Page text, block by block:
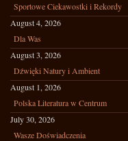
Sportowe Ciekawostki i Rekordy
August 4, 2026
Dla Was
August 3, 2026
Dźwięki Natury i Ambient
August 1, 2026
Polska Literatura w Centrum
July 30, 2026
Wasze Doświadczenia